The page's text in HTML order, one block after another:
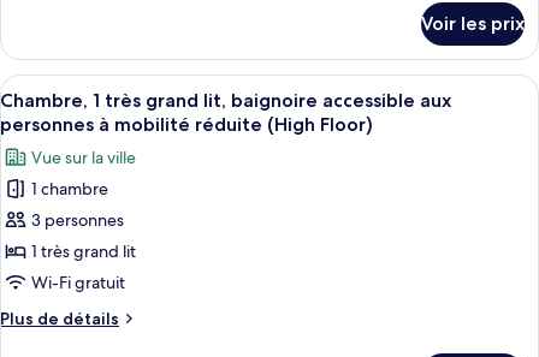
très
grand
lit,
baignoire
accessible
aux
personnes
à
mobilité
réduite
le
type
de
chambre
Chambre,
très
grand
lit,
baignoire
aux
personnes
à
Voir les prix
Afficher
toutes
les
photos
pour
ce
type
de
chambre :
Chambre,
Une chambre d’hôtel avec un lit,
2
Chambre, 1 très grand lit, baignoire accessible aux
personnes à mobilité réduite (High Floor)
Vue sur la ville
1 chambre
3 personnes
1 très grand lit
Wi-Fi gratuit
Plus de détails
Plus